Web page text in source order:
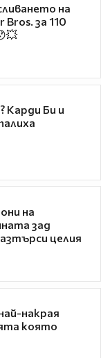
на
за 110
Карди Би и
на
зад
целия
накрая
която